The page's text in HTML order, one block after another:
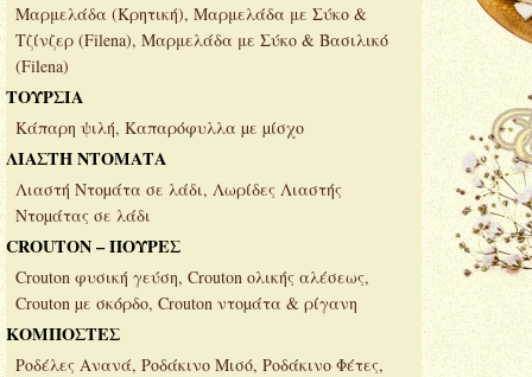
Μαρμελάδα (Κρητική), Μαρμελάδα με Σύκο &
Τζίνζερ (Filena), Μαρμελάδα με Σύκο & Βασιλικό
(Filena)
ΤΟΥΡΣΙΑ
Κάπαρη ψιλή, Καπαρόφυλλα µε µίσχο
ΛΙΑΣΤΗ ΝΤΟΜΑΤΑ
Λιαστή Ντοµάτα σε λάδι, Λωρίδες Λιαστής
Ντοµάτας σε λάδι
CROUTON – ΠΟΥΡΕΣ
Crouton φυσική γεύση, Crouton ολικής αλέσεως,
Crouton µε σκόρδο, Crouton ντοµάτα & ρίγανη
ΚΟΜΠΟΣΤΕΣ
Ροδέλες Ανανά, Ροδάκινο Μισό, Ροδάκινο Φέτες,